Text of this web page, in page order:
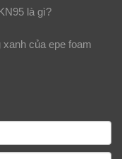
là gì?
của epe foam